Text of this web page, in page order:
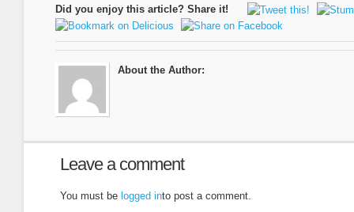
Did you enjoy this article? Share it!
About the Author:
Leave a comment
You must be logged into post a comment.